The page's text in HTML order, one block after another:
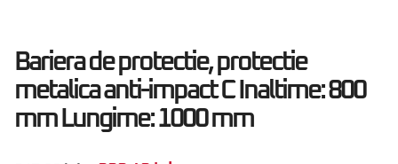
Bariera de protectie, protectie
metalica anti-impact C Inaltime: 800
mm Lungime: 1000 mm